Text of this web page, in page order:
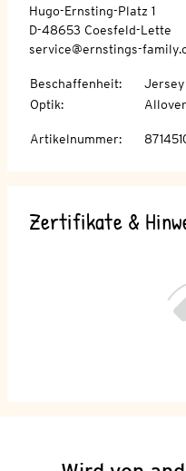
Hugo-Ernsting-Platz 1
D-48653 Coesfeld-Lette
service@ernstings-
Beschaffenheit:
Jersey
Optik:
Artikelnummer:
Zertifikate &